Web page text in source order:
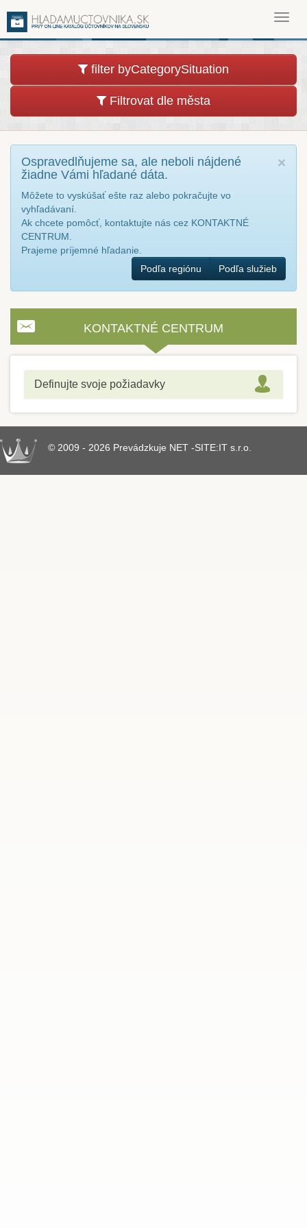
filter byCategorySituation
Filtrovat dle města
×
Ospravedlňujeme sa, ale neboli nájdené
žiadne Vámi hľadané dáta.
Môžete to vyskúšať ešte raz alebo pokračujte vo
vyhľadávaní.
Ak chcete pomôcť, kontaktujte nás cez KONTAKTNÉ
CENTRUM.
Prajeme príjemné hľadanie.
Podľa regiónu
Podľa služieb
KONTAKTNÉ CENTRUM
Definujte svoje požiadavky
© 2009 - 2026 Prevádzkuje NET -SITE:IT s.r.o.